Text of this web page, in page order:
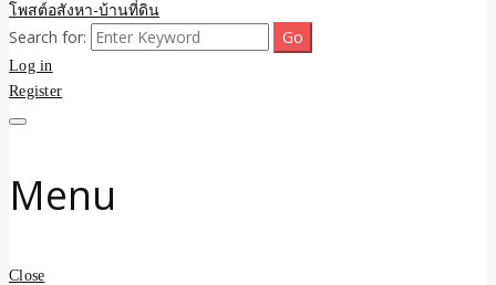
รับประกาศ รับจ้างโพสขาย
บ้าน ราคาถูก อสังหา ติดกู
รับจ้าง โพสอสังหา.com
บริการ รับโพส ประกาศ
รับจ้างโพสขายบ้าน ราคาถูก ประกาศ ขายอสังหา โฆษณา ไม่มีค่านาย
หน้า โพสอสังหา รับจ้างโพสขายบ้านบริการ รับจ้างโพสอสังหา ราคาถูก
ขายบ้าน ขายที่ดิน เว็บประกาศ โพส โฆษณา ลงประกาศฟรี
Search for:
Log in
Register
Menu
Close